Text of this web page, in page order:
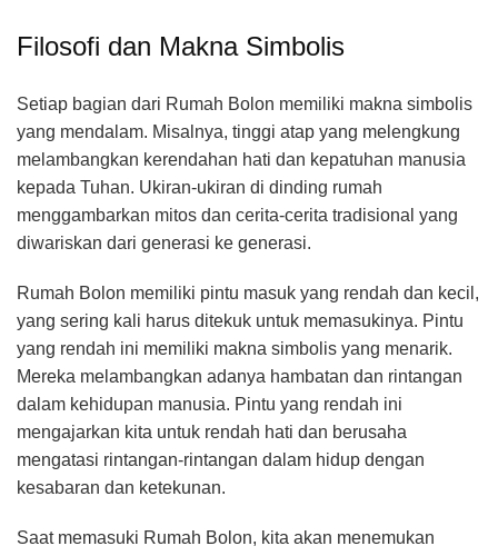
Filosofi dan Makna Simbolis
Setiap bagian dari Rumah Bolon memiliki makna simbolis
yang mendalam. Misalnya, tinggi atap yang melengkung
melambangkan kerendahan hati dan kepatuhan manusia
kepada Tuhan. Ukiran-ukiran di dinding rumah
menggambarkan mitos dan cerita-cerita tradisional yang
diwariskan dari generasi ke generasi.
Rumah Bolon memiliki pintu masuk yang rendah dan kecil,
yang sering kali harus ditekuk untuk memasukinya. Pintu
yang rendah ini memiliki makna simbolis yang menarik.
Mereka melambangkan adanya hambatan dan rintangan
dalam kehidupan manusia. Pintu yang rendah ini
mengajarkan kita untuk rendah hati dan berusaha
mengatasi rintangan-rintangan dalam hidup dengan
kesabaran dan ketekunan.
Saat memasuki Rumah Bolon, kita akan menemukan